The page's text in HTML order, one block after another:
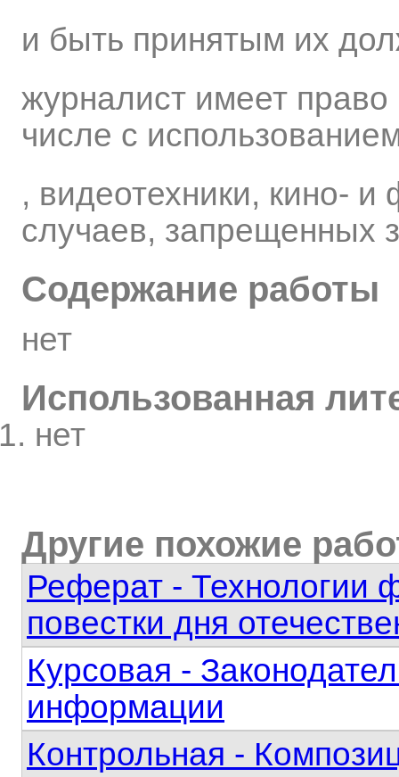
и быть принятым их
журналист имеет право
числе с
, видеотехники, кино-
случаев, запрещенных
Содержание работы
нет
Использованная
нет
Другие похожие
Реферат - Технологии
повестки дня
Курсовая -
информации
Контрольная -